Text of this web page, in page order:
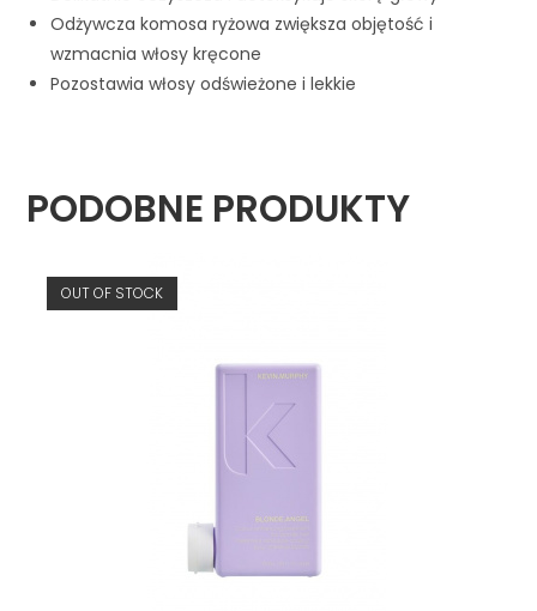
Odżywcza komosa ryżowa zwiększa objętość i
wzmacnia włosy kręcone
Pozostawia włosy odświeżone i lekkie
PODOBNE PRODUKTY
OUT OF STOCK